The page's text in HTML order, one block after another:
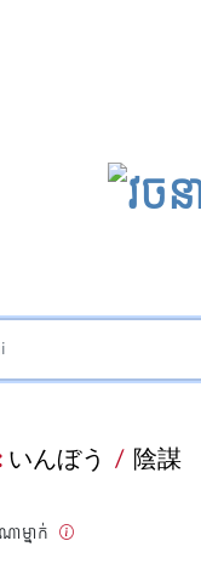
いんぼう / 陰謀
ាម្នាក់